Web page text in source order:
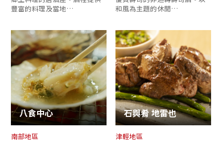
豐富的料理及當地…
和風為主題的休閒…
八食中心
南部地區
石與肴 地雷也
津輕地區